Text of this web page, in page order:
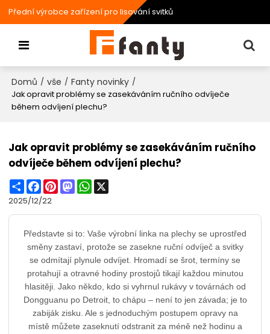
Přední výrobce zařízení pro lisování svitků
Domů / vše / Fanty novinky /
Jak opravit problémy se zasekáváním ručního odvíječe
během odvíjení plechu?
Jak opravit problémy se zasekáváním ručního
odvíječe během odvíjení plechu?
ShareFacebook
PinterestMastodonWhatsApp
2025/12/22
Představte si to: Vaše výrobní linka na plechy se uprostřed
směny zastaví, protože se zasekne ruční odvíječ a svitky
se odmítají plynule odvíjet. Hromadí se šrot, termíny se
protahují a otravné hodiny prostojů tikají každou minutou
hlasitěji. Jako někdo, kdo si vyhrnul rukávy v továrnách od
Dongguanu po Detroit, to chápu – není to jen závada; je to
zabiják zisku. Ale s jednoduchým postupem opravy na
místě můžete zaseknutí odstranit za méně než hodinu a